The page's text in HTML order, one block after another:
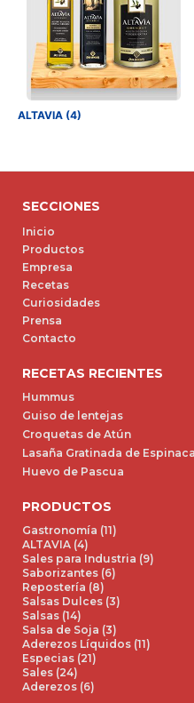
ALTAVIA (4)
SECCIONES
Inicio
Productos
Empresa
Recetas
Curiosidades
Prensa
Contacto
RECETAS RECIENTES
Hummus
Guiso de lentejas
Croquetas de Atún
Lasaña Gratinada de
Huevo de Pascua
PRODUCTOS
Gastronomía (11)
ALTAVIA (4)
Sales para Industria (9)
Saborizantes (6)
Repostería (8)
Salsas Dulces (3)
Salsas (14)
Salsa de Soja (3)
Aderezos Líquidos (11)
Especias (21)
Sales (24)
Aderezos (6)